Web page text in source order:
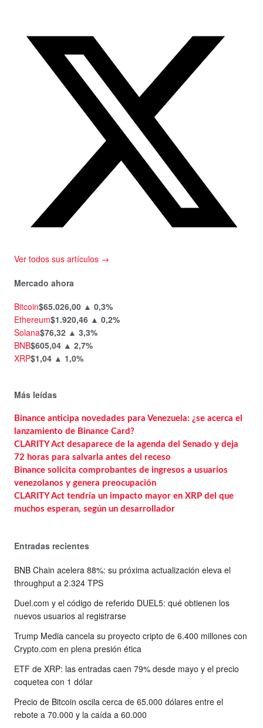
Ver todos sus artículos →
Mercado ahora
Bitcoin$65.026,00 ▲ 0,3%
Ethereum$1.920,46 ▲ 0,2%
Solana$76,32 ▲ 3,3%
BNB$605,04 ▲ 2,7%
XRP$1,04 ▲ 1,0%
Más leídas
Binance anticipa novedades para Venezuela: ¿se acerca el
lanzamiento de Binance Card?
CLARITY Act desaparece de la agenda del Senado y deja
72 horas para salvarla antes del receso
Binance solicita comprobantes de ingresos a usuarios
venezolanos y genera preocupación
CLARITY Act tendría un impacto mayor en XRP del que
muchos esperan, según un desarrollador
Entradas recientes
BNB Chain acelera 88%: su próxima actualización eleva el
throughput a 2.324 TPS
Duel.com y el código de referido DUEL5: qué obtienen los
nuevos usuarios al registrarse
Trump Media cancela su proyecto cripto de 6.400 millones con
Crypto.com en plena presión ética
ETF de XRP: las entradas caen 79% desde mayo y el precio
coquetea con 1 dólar
Precio de Bitcoin oscila cerca de 65.000 dólares entre el
rebote a 70.000 y la caída a 60.000